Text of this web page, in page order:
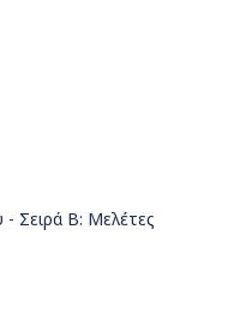
- Σειρά Β: Μελέτες